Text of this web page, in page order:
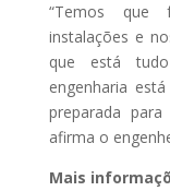
“Temos que
instalações e
que está
engenharia
preparada
afirma o
Mais